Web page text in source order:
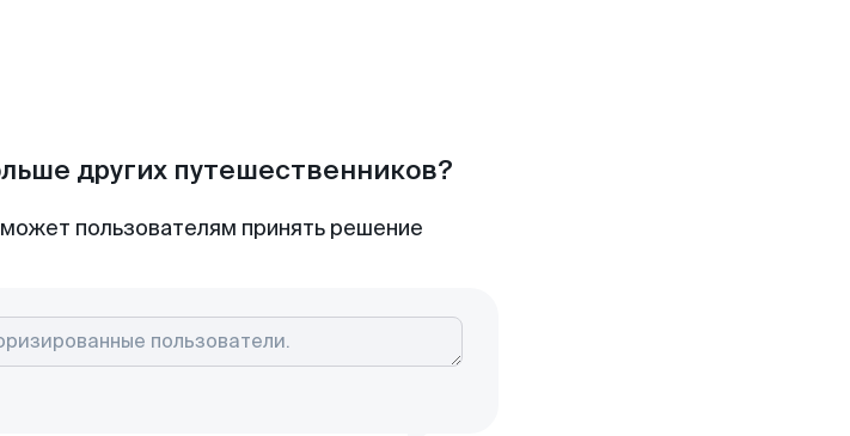
других путешественников?
пользователям принять решение